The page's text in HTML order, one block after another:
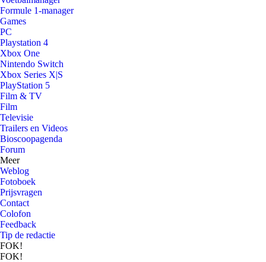
Formule 1-manager
Games
PC
Playstation 4
Xbox One
Nintendo Switch
Xbox Series X|S
PlayStation 5
Film & TV
Film
Televisie
Trailers en Videos
Bioscoopagenda
Forum
Meer
Weblog
Fotoboek
Prijsvragen
Contact
Colofon
Feedback
Tip de redactie
FOK!
FOK!